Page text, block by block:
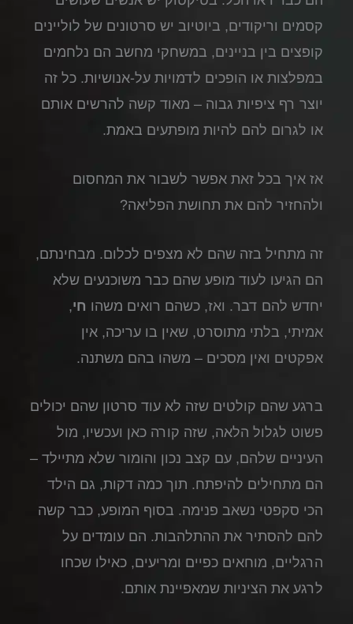
קסמים וריקודים, ביוטיוב יש סרטונים של לוליינים
קופצים בין בניינים, במשחקי מחשב הם נלחמים
במפלצות או הופכים לדמויות על-אנושיות. כל זה
יוצר רף ציפיות גבוה – מאוד קשה להרשים אותם
או לגרום להם להיות מופתעים באמת.
אז איך בכל זאת אפשר לשבור את המחסום
ולהחזיר להם את תחושת הפליאה?
זה מתחיל בזה שהם לא מצפים לכלום. מבחינתם,
הם הגיעו לעוד מופע שהם כבר משוכנעים שלא
יחדש להם דבר. ואז, כשהם רואים משהו חי,
אמיתי, בלתי מתוסרט, שאין בו עריכה, אין
אפקטים ואין מסכים – משהו בהם משתנה.
ברגע שהם קולטים שזה לא עוד סרטון שהם יכולים
פשוט לגלול הלאה, שזה קורה כאן ועכשיו, מול
העיניים שלהם, עם קצב נכון והומור שלא מתיילד –
הם מתחילים להיפתח. תוך כמה דקות, גם הילד
הכי סקפטי נשאב פנימה. בסוף המופע, כבר קשה
להם להסתיר את ההתלהבות. הם עומדים על
הרגליים, מוחאים כפיים ומריעים, כאילו שכחו
לרגע את הציניות שמאפיינת אותם.